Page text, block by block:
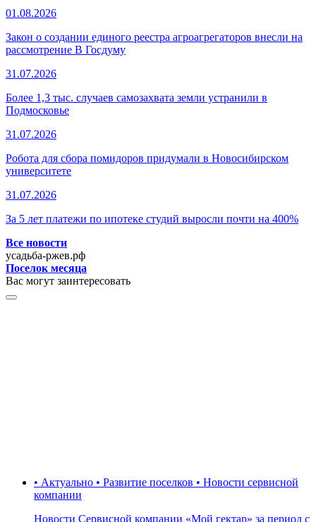
01.08.2026
Закон о создании единого реестра агроагрегаторов внесли на
рассмотрение В Госдуму
31.07.2026
Более 1,3 тыс. случаев самозахвата земли устранили в
Подмосковье
31.07.2026
Робота для сбора помидоров придумали в Новосибирском
университете
31.07.2026
За 5 лет платежи по ипотеке студий выросли почти на 400%
Все новости
усадьба-ржев.рф
Поселок месяца
Вас могут заинтересовать
• Актуально • Развитие поселков • Новости сервисной
компании
Новости Сервисной компании «Мой гектар» за период с